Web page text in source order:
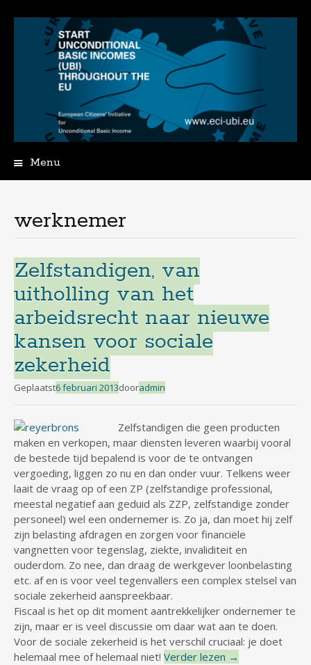
Menu
inhoud
werknemer
Zelfstandigen, van
uitholling van het
arbeidsrecht naar nieuwe
kansen voor sociale
zekerheid
Geplaatst6 februari 2013dooradmin
Zelfstandigen die geen producten
maken en verkopen, maar diensten leveren waarbij vooral
de bestede tijd bepalend is voor de te ontvangen
vergoeding, liggen zo nu en dan onder vuur. Telkens weer
laait de vraag op of een ZP (zelfstandige professional,
meestal negatief aan geduid als ZZP, zelfstandige zonder
personeel) wel een ondernemer is. Zo ja, dan moet hij zelf
zijn belasting afdragen en zorgen voor financiële
vangnetten voor tegenslag, ziekte, invaliditeit en
ouderdom. Zo nee, dan draag de werkgever loonbelasting
etc. af en is voor veel tegenvallers een complex stelsel van
sociale zekerheid aanspreekbaar.
Fiscaal is het op dit moment aantrekkelijker ondernemer te
zijn, maar er is veel discussie om daar wat aan te doen.
Voor de sociale zekerheid is het verschil cruciaal: je doet
helemaal mee of helemaal niet! Verder lezen →